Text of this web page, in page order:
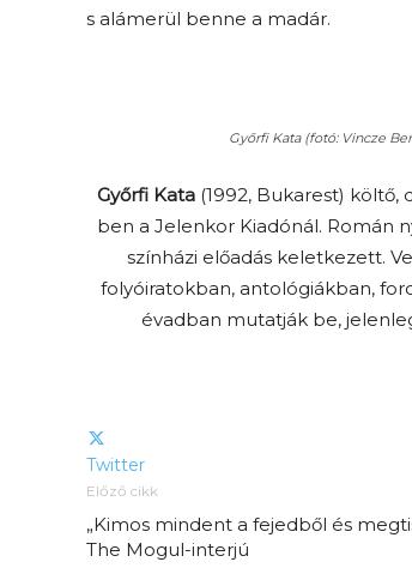
s alámerül benne a madár.
Győrfi Kata (fotó: Vincze
Győrfi Kata(1992, Bukarest) költő,
ben a Jelenkor Kiadónál. Román
színházi előadás keletkezett.
folyóiratokban, antológiákban,
évadban mutatják be,
Twitter
Előző cikk
„Kimos mindent a fejedből és
The Mogul-interjú
Elveszítettük az
unatkozás
Trashről és lélekről
S03E02 premier